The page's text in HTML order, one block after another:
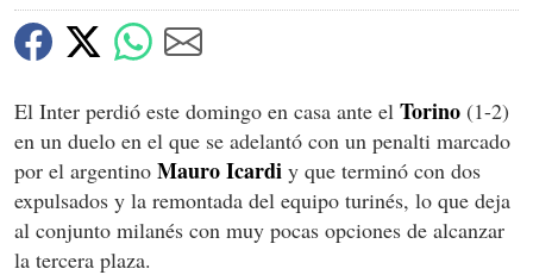
El Inter perdió este domingo en casa ante el Torino (1-2)
en un duelo en el que se adelantó con un penalti marcado
por el argentino Mauro Icardi y que terminó con dos
expulsados y la remontada del equipo turinés, lo que deja
al conjunto milanés con muy pocas opciones de alcanzar
la tercera plaza.